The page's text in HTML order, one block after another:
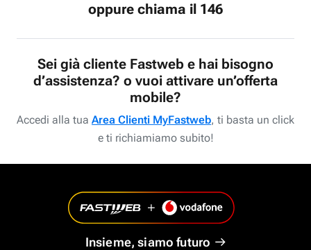
oppure chiama il 146
Sei già cliente Fastweb e hai bisogno
d’assistenza? o vuoi attivare un’offerta
mobile?
Accedi alla tua Area Clienti MyFastweb, ti basta un click
e ti richiamiamo subito!
Insieme, siamo futuro